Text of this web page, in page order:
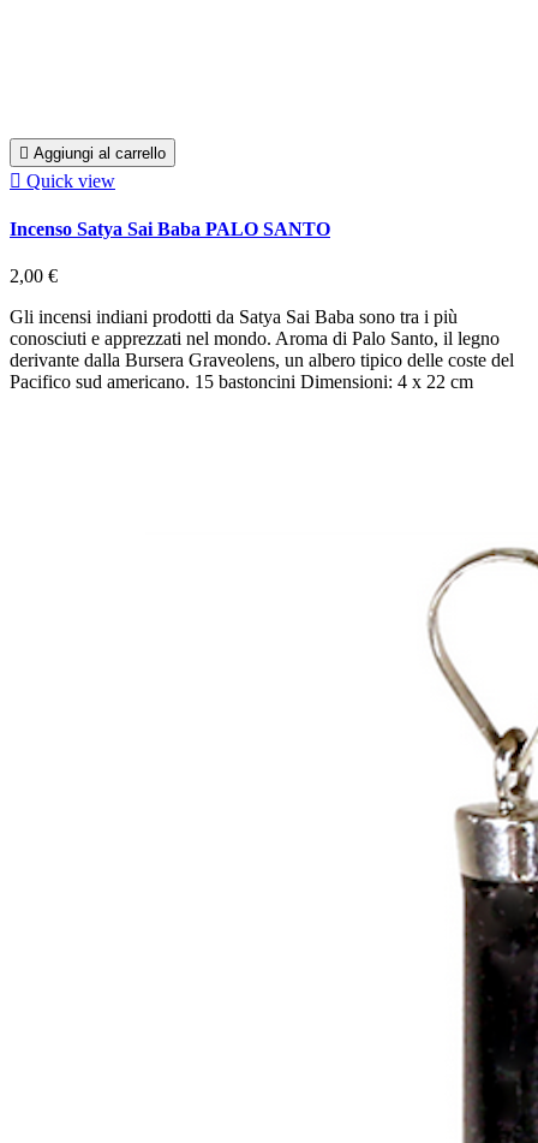
 Aggiungi al carrello
 Quick view
Incenso Satya Sai Baba PALO SANTO
2,00 €
Gli incensi indiani prodotti da Satya Sai Baba sono tra i più
conosciuti e apprezzati nel mondo. Aroma di Palo Santo, il legno
derivante dalla Bursera Graveolens, un albero tipico delle coste del
Pacifico sud americano. 15 bastoncini Dimensioni: 4 x 22 cm